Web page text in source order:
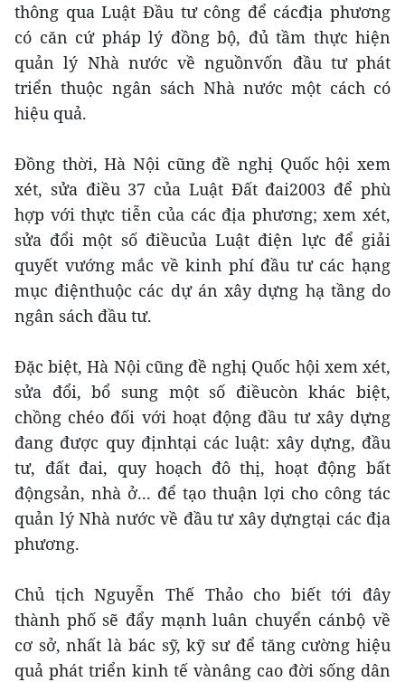
thông qua Luật Đầu tư công để cácđịa phương
có căn cứ pháp lý đồng bộ, đủ tầm thực hiện
quản lý Nhà nước về nguồnvốn đầu tư phát
triển thuộc ngân sách Nhà nước một cách có
hiệu quả.
Đồng thời, Hà Nội cũng đề nghị Quốc hội xem
xét, sửa điều 37 của Luật Đất đai2003 để phù
hợp với thực tiễn của các địa phương; xem xét,
sửa đổi một số điềucủa Luật điện lực để giải
quyết vướng mắc về kinh phí đầu tư các hạng
mục điệnthuộc các dự án xây dựng hạ tầng do
ngân sách đầu tư.
Đặc biệt, Hà Nội cũng đề nghị Quốc hội xem xét,
sửa đổi, bổ sung một số điềucòn khác biệt,
chồng chéo đối với hoạt động đầu tư xây dựng
đang được quy địnhtại các luật: xây dựng, đầu
tư, đất đai, quy hoạch đô thị, hoạt động bất
độngsản, nhà ở... để tạo thuận lợi cho công tác
quản lý Nhà nước về đầu tư xây dựngtại các địa
phương.
Chủ tịch Nguyễn Thế Thảo cho biết tới đây
thành phố sẽ đẩy mạnh luân chuyển cánbộ về
cơ sở, nhất là bác sỹ, kỹ sư để tăng cường hiệu
quả phát triển kinh tế vànâng cao đời sống dân